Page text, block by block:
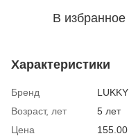
В избранное
Характеристики
Бренд
LUKKY
Возраст, лет
5 лет
Цена
155.00